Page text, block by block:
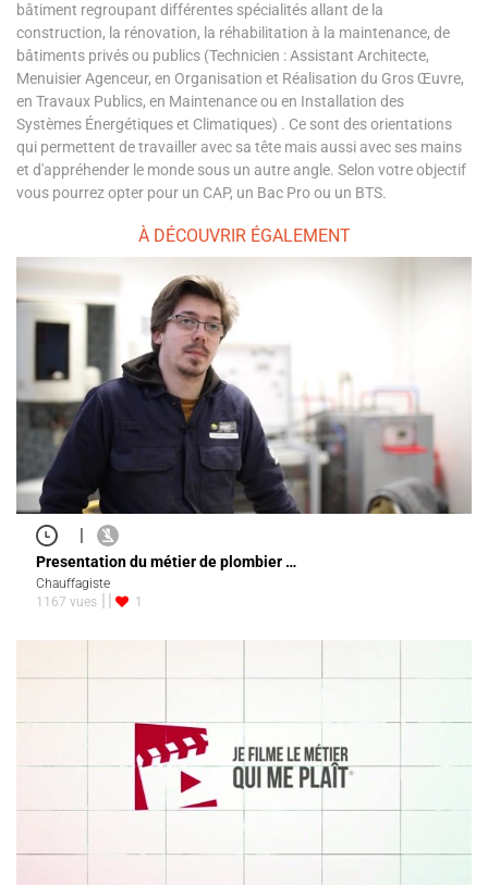
bâtiment regroupant différentes spécialités allant de la
construction, la rénovation, la réhabilitation à la maintenance, de
bâtiments privés ou publics (Technicien : Assistant Architecte,
Menuisier Agenceur, en Organisation et Réalisation du Gros Œuvre,
en Travaux Publics, en Maintenance ou en Installation des
Systèmes Énergétiques et Climatiques) . Ce sont des orientations
qui permettent de travailler avec sa tête mais aussi avec ses mains
et d'appréhender le monde sous un autre angle. Selon votre objectif
vous pourrez opter pour un CAP, un Bac Pro ou un BTS.
À DÉCOUVRIR ÉGALEMENT
|
Presentation du métier de plombier …
Chauffagiste
1167 vues
1